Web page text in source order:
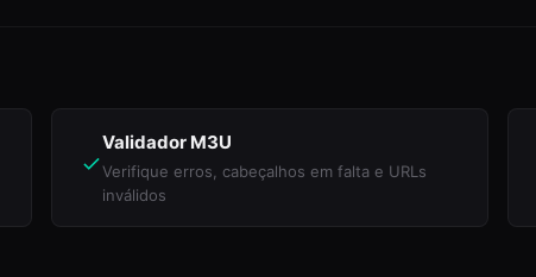
Validador M3U
Verifique erros, cabeçalhos em falta e URLs
inválidos